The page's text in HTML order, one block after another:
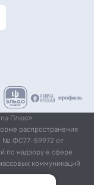
Плюс»
распространения
№ ФС77-59972 от
по надзору в сфере
коммуникаций